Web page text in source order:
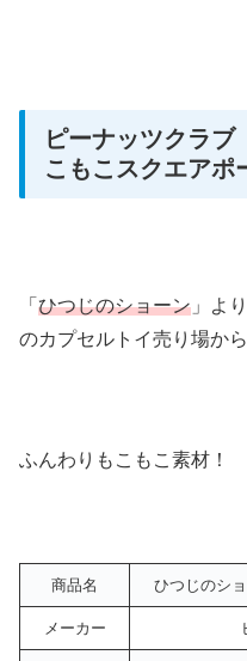
ピーナッツクラブ
こもこスクエアポ
「 ひつじのショーン 」より
のカプセルトイ売り場か
ふんわりもこもこ素材！
商品名 ひつじのシ
メーカー